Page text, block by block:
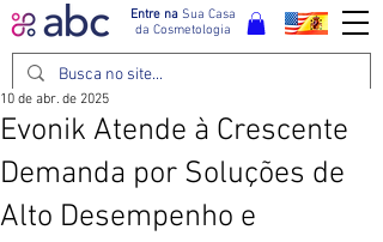
Entre naSua Casa
da Cosmetologia
Evonik Atende à Crescente
Demanda por Soluções de
Alto Desempenho e
10 de abr. de 2025